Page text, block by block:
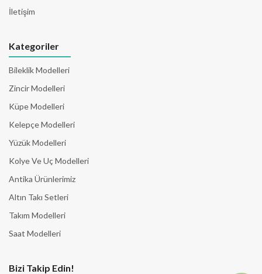
İletişim
Kategoriler
Bileklik Modelleri
Zincir Modelleri
Küpe Modelleri
Kelepçe Modelleri
Yüzük Modelleri
Kolye Ve Uç Modelleri
Antika Ürünlerimiz
Altın Takı Setleri
Takım Modelleri
Saat Modelleri
Bizi Takip Edin!